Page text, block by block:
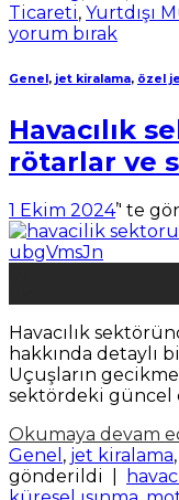
Ticareti, Yurtdışı
yorum bırak
Genel, jet kiralama, özel
Havacılık
rötarlar ve
1 Ekim 2024’' te
Havacılık
hakkında detaylı
Uçuşların
sektördeki güncel
Okumaya devam
Genel , jet kiralama,
gönderildi